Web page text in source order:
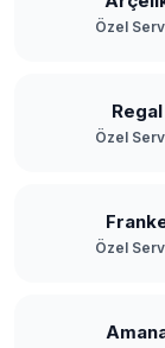
Yeniköy
Özel
Regal
Özel
Özel